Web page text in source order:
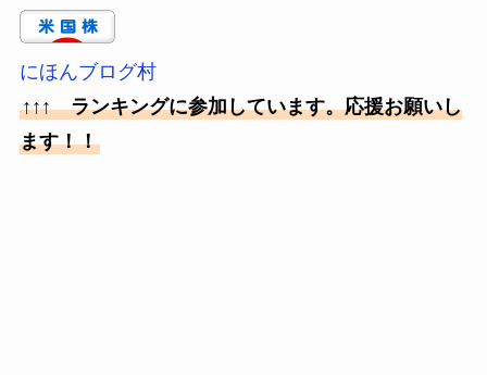
にほんブログ村
↑↑↑ ランキングに参加しています。応援お願いし
ます！！